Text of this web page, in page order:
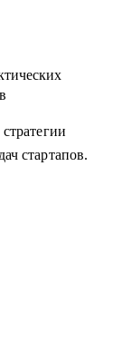
стартапов.